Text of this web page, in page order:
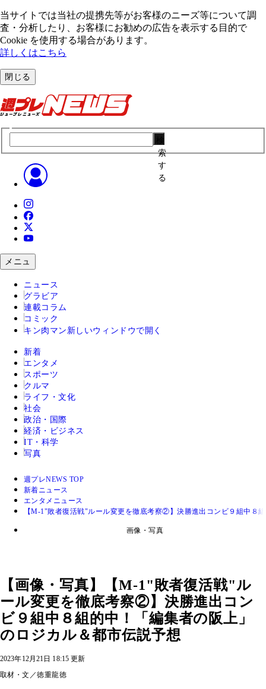
当サイトでは当社の提携先等がお客様のニーズ等について調
査・分析したり、お客様にお勧めの広告を表⽰する⽬的で
Cookie を使⽤する場合があります。
詳しくはこちら
閉じる
索
す
る
メニュ
ニュース
グラビア
連載コラム
コミック
キン肉マン 新しいウィンドウで開く
新着
エンタメ
スポーツ
クルマ
ライフ・文化
社会
政治・国際
経済・ビジネス
IT・科学
写真
週プレNEWS TOP
新着ニュース
エンタメニュース
【M-1"敗者復活戦"ルール変更を徹底考察②】決勝進出コンビ９組中８
画像・写真
【画像・写真】【M-1"敗者復活戦"ル
ール変更を徹底考察②】決勝進出コン
ビ９組中８組的中！「編集者の阪上」
のロジカル＆都市伝説予想
2023年12月21日 18:15 更新
取材・文／徳重龍徳